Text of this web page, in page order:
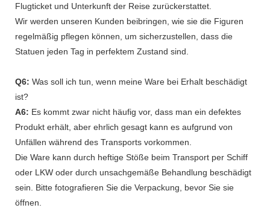
Flugticket und Unterkunft der Reise zurückerstattet.
Wir werden unseren Kunden beibringen, wie sie die Figuren
regelmäßig pflegen können, um sicherzustellen, dass die
Statuen jeden Tag in perfektem Zustand sind.
Q6: Was soll ich tun, wenn meine Ware bei Erhalt beschädigt
ist?
A6: Es kommt zwar nicht häufig vor, dass man ein defektes
Produkt erhält, aber ehrlich gesagt kann es aufgrund von
Unfällen während des Transports vorkommen.
Die Ware kann durch heftige Stöße beim Transport per Schiff
oder LKW oder durch unsachgemäße Behandlung beschädigt
sein. Bitte fotografieren Sie die Verpackung, bevor Sie sie
öffnen.